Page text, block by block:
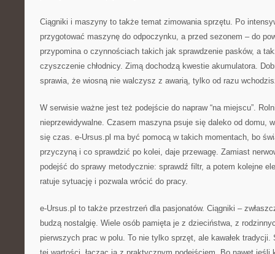
Ciągniki i maszyny to także temat zimowania sprzętu. Po
przygotować maszynę do odpoczynku, a przed sezonem – do
przypomina o czynnościach takich jak sprawdzenie pasków, a
czyszczenie chłodnicy. Zimą dochodzą kwestie akumulatora.
sprawia, że wiosną nie walczysz z awarią, tylko od razu
W serwisie ważne jest też podejście do napraw “na miejscu”.
nieprzewidywalne. Czasem maszyna psuje się daleko od domu,
się czas. e-Ursus.pl ma być pomocą w takich momentach, bo
przyczyną i co sprawdzić po kolei, daje przewagę. Zamiast
podejść do sprawy metodycznie: sprawdź filtr, a potem kolejne
ratuje sytuację i pozwala wrócić do pracy.
e-Ursus.pl to także przestrzeń dla pasjonatów. Ciągniki –
budzą nostalgię. Wiele osób pamięta je z dzieciństwa, z
pierwszych prac w polu. To nie tylko sprzęt, ale kawałek